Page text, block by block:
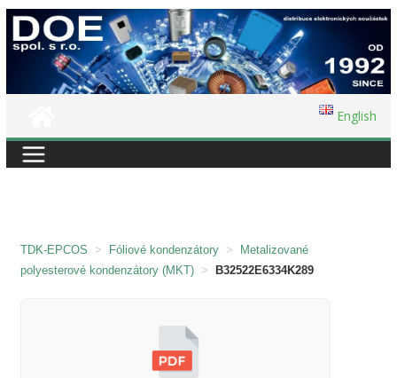
Přeskočit
na
English
TDK-EPCOS > Fóliové kondenzátory >
Metalizované
polyesterové kondenzátory (MKT) > B32522E6334K289